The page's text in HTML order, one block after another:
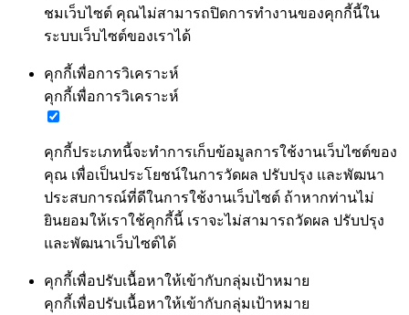
ชมเว็บไซต์ คุณไม่สามารถปิดการทำงานของคุกกี้นี้ใน
ระบบเว็บไซต์ของเราได้
คุกกี้เพื่อการวิเคราะห์
คุกกี้เพื่อการวิเคราะห์
คุกกี้ประเภทนี้จะทำการเก็บข้อมูลการใช้งานเว็บไซต์ของ
คุณ เพื่อเป็นประโยชน์ในการวัดผล ปรับปรุง และพัฒนา
ประสบการณ์ที่ดีในการใช้งานเว็บไซต์ ถ้าหากท่านไม่
ยินยอมให้เราใช้คุกกี้นี้ เราจะไม่สามารถวัดผล ปรับปรุง
และพัฒนาเว็บไซต์ได้
คุกกี้เพื่อปรับเนื้อหาให้เข้ากับกลุ่มเป้าหมาย
คุกกี้เพื่อปรับเนื้อหาให้เข้ากับกลุ่มเป้าหมาย